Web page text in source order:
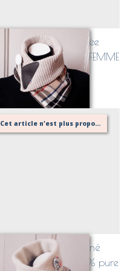
Echarpe boutonnée
"THOMSON Camel" FEMME
Sur demande
Cet article n'est plus proposé, retournez au menu principal ou contactez moi!
cache col boutonné
écossais, version 100% pure